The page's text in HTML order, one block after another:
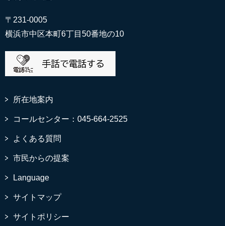
〒231-0005
横浜市中区本町6丁目50番地の10
所在地案内
コールセンター：045-664-2525
よくある質問
市民からの提案
Language
サイトマップ
サイトポリシー